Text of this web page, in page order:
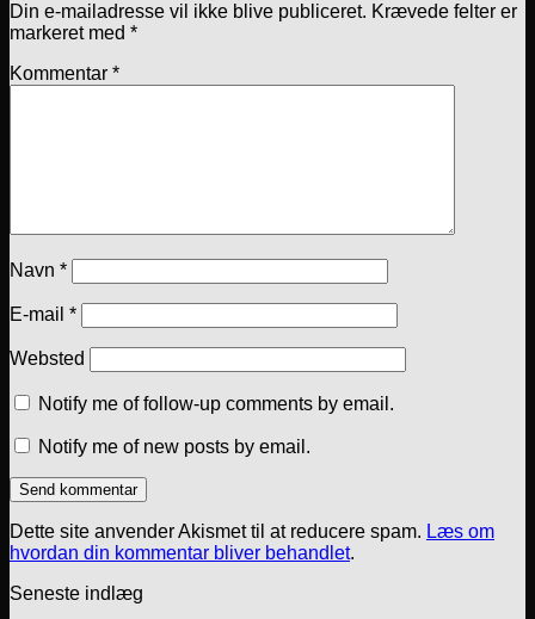
Din e-mailadresse vil ikke blive publiceret. Krævede felter er
markeret med *
Kommentar *
Navn *
E-mail *
Websted
Notify me of follow-up comments by email.
Notify me of new posts by email.
Dette site anvender Akismet til at reducere spam. Læs om
hvordan din kommentar bliver behandlet.
Seneste indlæg